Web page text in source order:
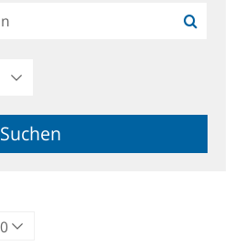
Suchen